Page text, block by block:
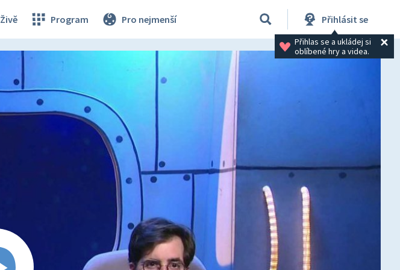
Živě Program Pro nejmenší Přihlásit se
Přihlas se a ukládej si
oblíbené hry a videa.